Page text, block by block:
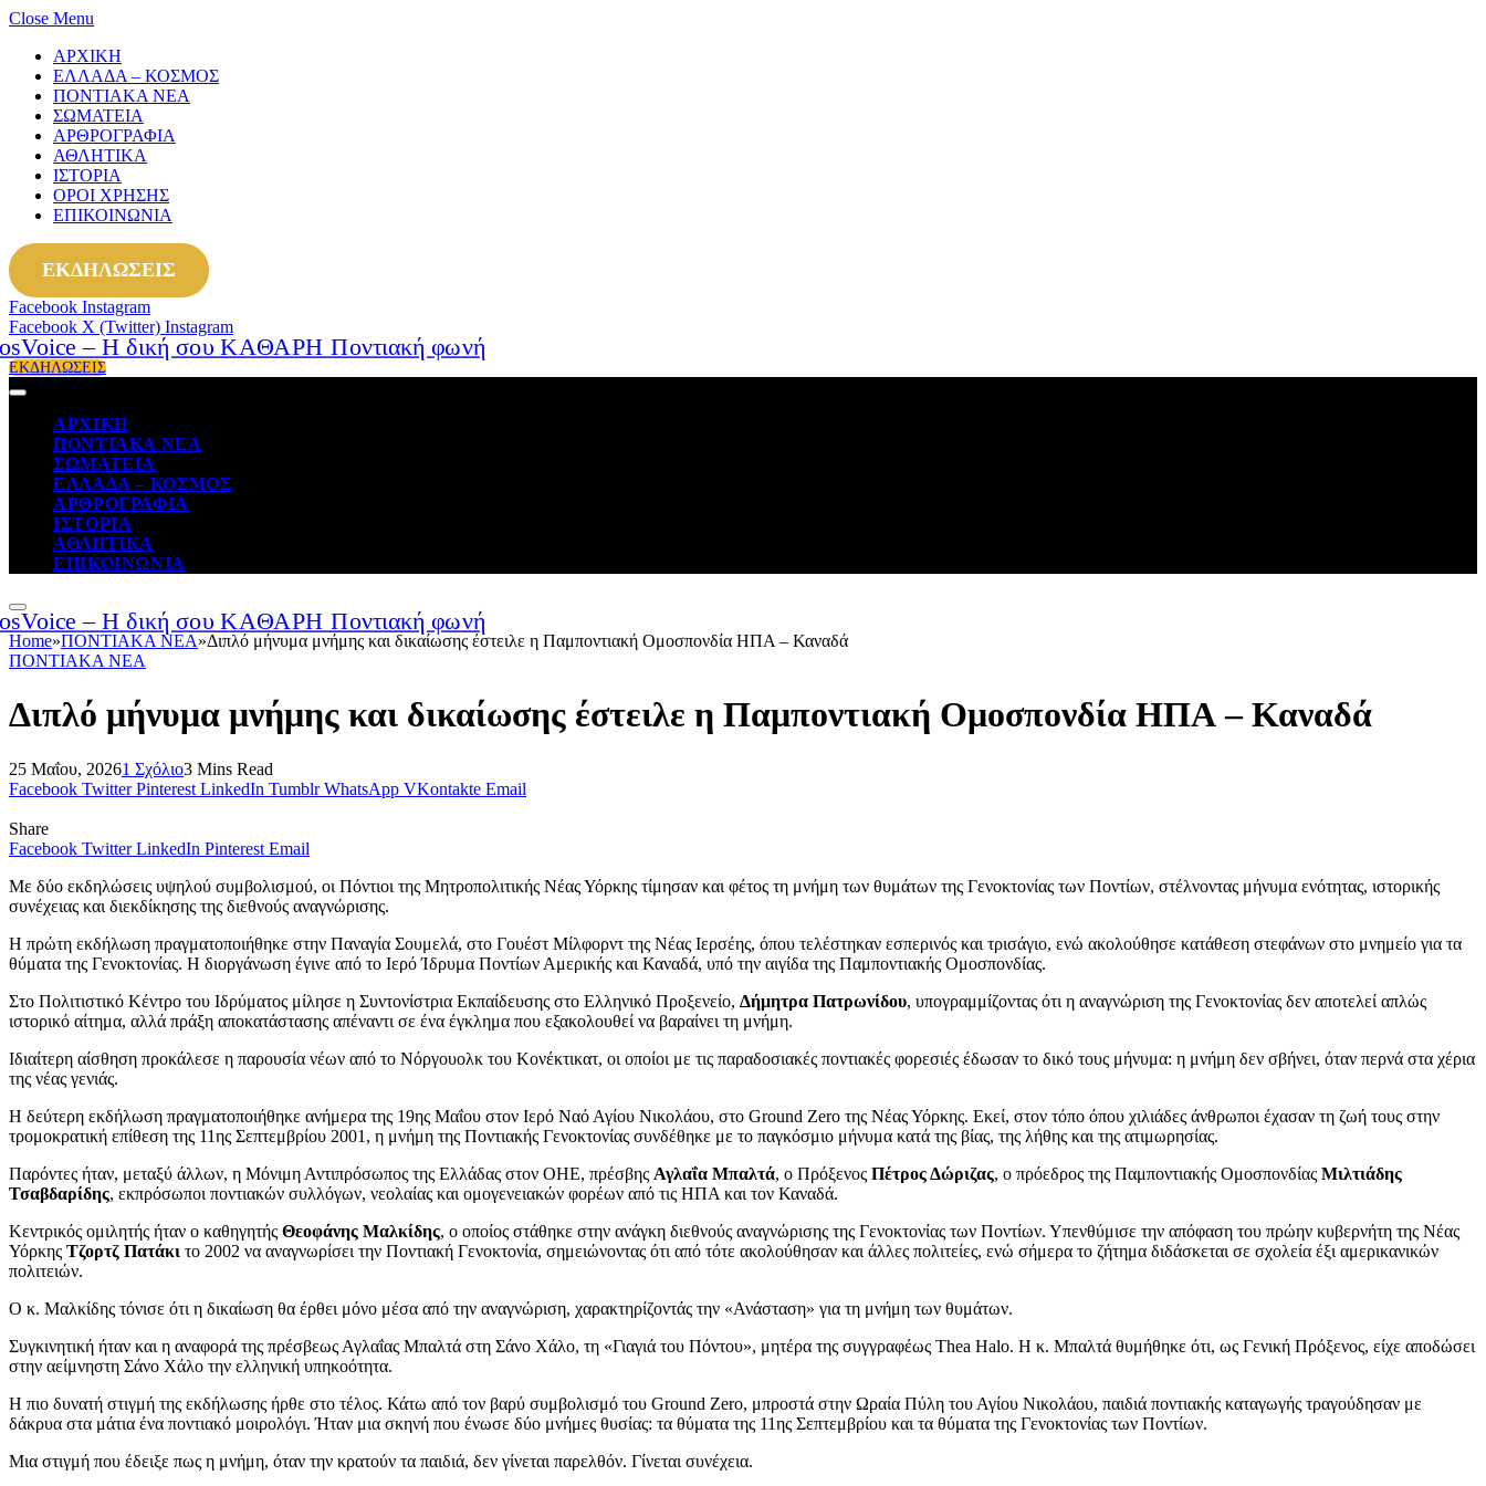
Close Menu
ΑΡΧΙΚΗ
ΕΛΛΑΔΑ – ΚΟΣΜΟΣ
ΠΟΝΤΙΑΚΑ ΝΕΑ
ΣΩΜΑΤΕΙΑ
ΑΡΘΡΟΓΡΑΦΙΑ
ΑΘΛΗΤΙΚΑ
ΙΣΤΟΡΙΑ
ΟΡΟΙ ΧΡΗΣΗΣ
ΕΠΙΚΟΙΝΩΝΙΑ
ΕΚΔΗΛΩΣΕΙΣ
Facebook Instagram
Facebook X (Twitter) Instagram
ΕΚΔΗΛΩΣΕΙΣ
ΑΡΧΙΚΗ
ΠΟΝΤΙΑΚΑ ΝΕΑ
ΣΩΜΑΤΕΙΑ
ΕΛΛΑΔΑ – ΚΟΣΜΟΣ
ΑΡΘΡΟΓΡΑΦΙΑ
ΙΣΤΟΡΙΑ
ΑΘΛΗΤΙΚΑ
ΕΠΙΚΟΙΝΩΝΙΑ
Home»ΠΟΝΤΙΑΚΑ ΝΕΑ»Διπλό μήνυμα μνήμης και δικαίωσης έστειλε η Παμποντιακή Ομοσπονδία ΗΠΑ – Καναδά
ΠΟΝΤΙΑΚΑ ΝΕΑ
Διπλό μήνυμα μνήμης και δικαίωσης έστειλε η Παμποντιακή Ομοσπονδία ΗΠΑ – Καναδά
25 Μαΐου, 20261 Σχόλιο3 Mins Read
Facebook Twitter Pinterest LinkedIn Tumblr WhatsApp VKontakte Email
Share
Facebook Twitter LinkedIn Pinterest Email
Με δύο εκδηλώσεις υψηλού συμβολισμού, οι Πόντιοι της Μητροπολιτικής Νέας Υόρκης τίμησαν και φέτος τη μνήμη των θυμάτων της Γενοκτονίας των Ποντίων, στέλνοντας μήνυμα ενότητας, ιστορικής
συνέχειας και διεκδίκησης της διεθνούς αναγνώρισης.
Η πρώτη εκδήλωση πραγματοποιήθηκε στην Παναγία Σουμελά, στο Γουέστ Μίλφορντ της Νέας Ιερσέης, όπου τελέστηκαν εσπερινός και τρισάγιο, ενώ ακολούθησε κατάθεση στεφάνων στο μνημείο για τα
θύματα της Γενοκτονίας. Η διοργάνωση έγινε από το Ιερό Ίδρυμα Ποντίων Αμερικής και Καναδά, υπό την αιγίδα της Παμποντιακής Ομοσπονδίας.
Στο Πολιτιστικό Κέντρο του Ιδρύματος μίλησε η Συντονίστρια Εκπαίδευσης στο Ελληνικό Προξενείο, Δήμητρα Πατρωνίδου, υπογραμμίζοντας ότι η αναγνώριση της Γενοκτονίας δεν αποτελεί απλώς
ιστορικό αίτημα, αλλά πράξη αποκατάστασης απέναντι σε ένα έγκλημα που εξακολουθεί να βαραίνει τη μνήμη.
Ιδιαίτερη αίσθηση προκάλεσε η παρουσία νέων από το Νόργουολκ του Κονέκτικατ, οι οποίοι με τις παραδοσιακές ποντιακές φορεσιές έδωσαν το δικό τους μήνυμα: η μνήμη δεν σβήνει, όταν περνά στα χέρια
της νέας γενιάς.
Η δεύτερη εκδήλωση πραγματοποιήθηκε ανήμερα της 19ης Μαΐου στον Ιερό Ναό Αγίου Νικολάου, στο Ground Zero της Νέας Υόρκης. Εκεί, στον τόπο όπου χιλιάδες άνθρωποι έχασαν τη ζωή τους στην
τρομοκρατική επίθεση της 11ης Σεπτεμβρίου 2001, η μνήμη της Ποντιακής Γενοκτονίας συνδέθηκε με το παγκόσμιο μήνυμα κατά της βίας, της λήθης και της ατιμωρησίας.
Παρόντες ήταν, μεταξύ άλλων, η Μόνιμη Αντιπρόσωπος της Ελλάδας στον ΟΗΕ, πρέσβης Αγλαΐα Μπαλτά, ο Πρόξενος Πέτρος Δώριζας, ο πρόεδρος της Παμποντιακής Ομοσπονδίας Μιλτιάδης
Τσαβδαρίδης, εκπρόσωποι ποντιακών συλλόγων, νεολαίας και ομογενειακών φορέων από τις ΗΠΑ και τον Καναδά.
Κεντρικός ομιλητής ήταν ο καθηγητής Θεοφάνης Μαλκίδης, ο οποίος στάθηκε στην ανάγκη διεθνούς αναγνώρισης της Γενοκτονίας των Ποντίων. Υπενθύμισε την απόφαση του πρώην κυβερνήτη της Νέας
Υόρκης Τζορτζ Πατάκι το 2002 να αναγνωρίσει την Ποντιακή Γενοκτονία, σημειώνοντας ότι από τότε ακολούθησαν και άλλες πολιτείες, ενώ σήμερα το ζήτημα διδάσκεται σε σχολεία έξι αμερικανικών
πολιτειών.
Ο κ. Μαλκίδης τόνισε ότι η δικαίωση θα έρθει μόνο μέσα από την αναγνώριση, χαρακτηρίζοντάς την «Ανάσταση» για τη μνήμη των θυμάτων.
Συγκινητική ήταν και η αναφορά της πρέσβεως Αγλαΐας Μπαλτά στη Σάνο Χάλο, τη «Γιαγιά του Πόντου», μητέρα της συγγραφέως Thea Halo. Η κ. Μπαλτά θυμήθηκε ότι, ως Γενική Πρόξενος, είχε αποδώσει
στην αείμνηστη Σάνο Χάλο την ελληνική υπηκοότητα.
Η πιο δυνατή στιγμή της εκδήλωσης ήρθε στο τέλος. Κάτω από τον βαρύ συμβολισμό του Ground Zero, μπροστά στην Ωραία Πύλη του Αγίου Νικολάου, παιδιά ποντιακής καταγωγής τραγούδησαν με
δάκρυα στα μάτια ένα ποντιακό μοιρολόγι. Ήταν μια σκηνή που ένωσε δύο μνήμες θυσίας: τα θύματα της 11ης Σεπτεμβρίου και τα θύματα της Γενοκτονίας των Ποντίων.
Μια στιγμή που έδειξε πως η μνήμη, όταν την κρατούν τα παιδιά, δεν γίνεται παρελθόν. Γίνεται συνέχεια.